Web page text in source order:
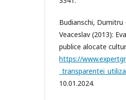
Budianschi, Dumitru
Veaceslav (2013):
publice alocate
https://
10.01.2024.